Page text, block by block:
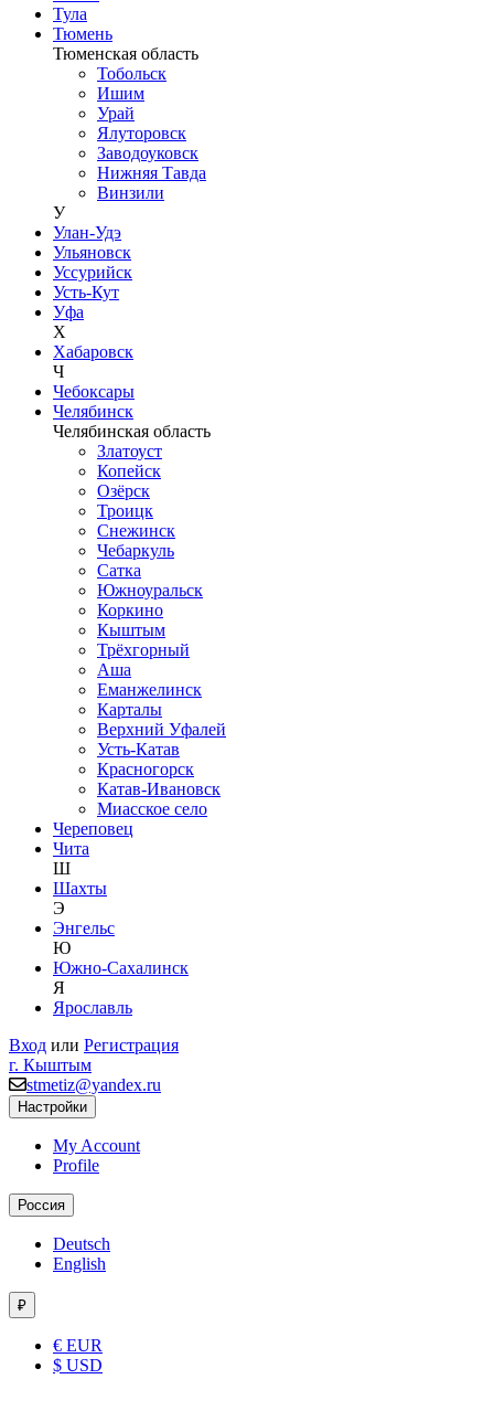
Тула
Тюмень
Тюменская область
Тобольск
Ишим
Урай
Ялуторовск
Заводоуковск
Нижняя Тавда
Винзили
У
Улан-Удэ
Ульяновск
Уссурийск
Усть-Кут
Уфа
Х
Хабаровск
Ч
Чебоксары
Челябинск
Челябинская область
Златоуст
Копейск
Озёрск
Троицк
Снежинск
Чебаркуль
Сатка
Южноуральск
Коркино
Кыштым
Трёхгорный
Аша
Еманжелинск
Карталы
Верхний Уфалей
Усть-Катав
Красногорск
Катав-Ивановск
Миасское село
Череповец
Чита
Ш
Шахты
Э
Энгельс
Ю
Южно-Сахалинск
Я
Ярославль
Вход или Регистрация
г. Кыштым
stmetiz@yandex.ru
Настройки
My Account
Profile
Россия
Deutsch
English
₽
€ EUR
$ USD